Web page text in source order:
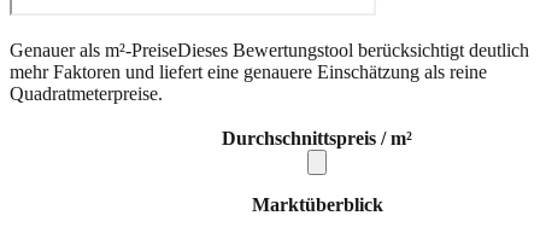
Genauer als m²-PreiseDieses Bewertungstool berücksichtigt deutlich
mehr Faktoren und liefert eine genauere Einschätzung als reine
Quadratmeterpreise.
Durchschnittspreis / m²
Marktüberblick